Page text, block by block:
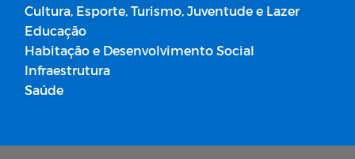
Cultura, Esporte, Turismo, Juventude e Lazer
Educação
Habitação e Desenvolvimento Social
Infraestrutura
Saúde